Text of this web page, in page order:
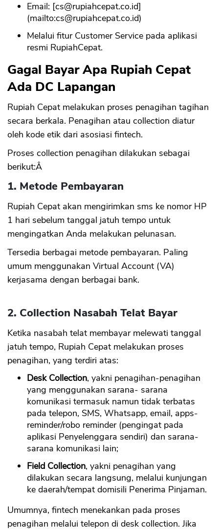
Email: [cs@rupiahcepat.co.id]
(mailto:cs@rupiahcepat.co.id)
Melalui fitur Customer Service pada aplikasi
resmi RupiahCepat.
Gagal Bayar Apa Rupiah Cepat
Ada DC Lapangan
Rupiah Cepat melakukan proses penagihan tagihan
secara berkala. Penagihan atau collection diatur
oleh kode etik dari asosiasi fintech.
Proses collection penagihan dilakukan sebagai
berikut:Â
1. Metode Pembayaran
Rupiah Cepat akan mengirimkan sms ke nomor HP
1 hari sebelum tanggal jatuh tempo untuk
mengingatkan Anda melakukan pelunasan.
Tersedia berbagai metode pembayaran. Paling
umum menggunakan Virtual Account (VA)
kerjasama dengan berbagai bank.
2. Collection Nasabah Telat Bayar
Ketika nasabah telat membayar melewati tanggal
jatuh tempo, Rupiah Cepat melakukan proses
penagihan, yang terdiri atas:
Desk Collection, yakni penagihan-penagihan
yang menggunakan sarana- sarana
komunikasi termasuk namun tidak terbatas
pada telepon, SMS, Whatsapp, email, apps-
reminder/robo reminder (pengingat pada
aplikasi Penyelenggara sendiri) dan sarana-
sarana komunikasi lain;
Field Collection, yakni penagihan yang
dilakukan secara langsung, melalui kunjungan
ke daerah/tempat domisili Penerima Pinjaman.
Umumnya, fintech menekankan pada proses
penagihan melalui telepon di desk collection. Jika